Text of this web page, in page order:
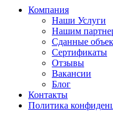
Компания
Наши Услуги
Нашим
Сданные
Сертификаты
Отзывы
Вакансии
Блог
Контакты
Политика